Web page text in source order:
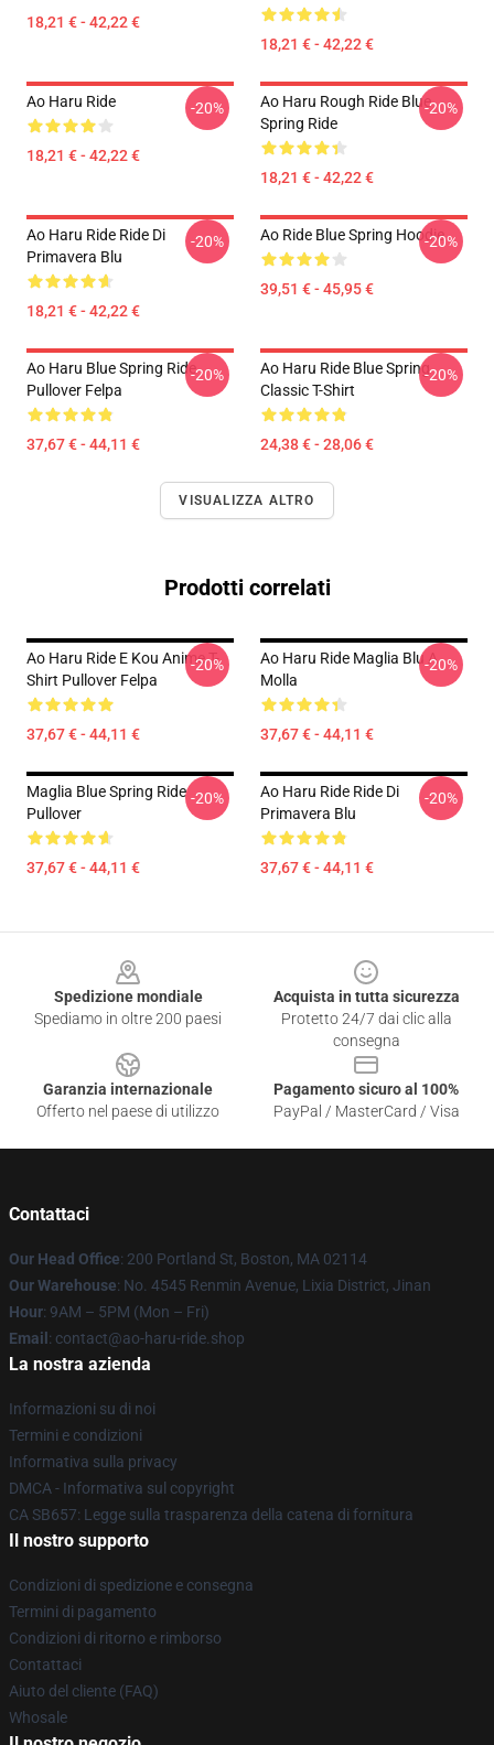
18,21 € - 42,22 €
18,21 € - 42,22 €
Ao Haru Ride
18,21 € - 42,22 €
-20%
Ao Haru Rough Ride Blue
Spring Ride
18,21 € - 42,22 €
-20%
Ao Haru Ride Ride Di
Primavera Blu
18,21 € - 42,22 €
-20% Ao Ride Blue Spring Hoodie
39,51 € - 45,95 €
-20%
Ao Haru Blue Spring Ride
Pullover Felpa
37,67 € - 44,11 €
-20%
Ao Haru Ride Blue Spring
Classic T-Shirt
24,38 € - 28,06 €
-20%
VISUALIZZA ALTRO
Prodotti correlati
Ao Haru Ride E Kou Anime T-
Shirt Pullover Felpa
37,67 € - 44,11 €
-20%
Ao Haru Ride Maglia Blu A
Molla
37,67 € - 44,11 €
-20%
Maglia Blue Spring Ride
Pullover
37,67 € - 44,11 €
-20%
Ao Haru Ride Ride Di
Primavera Blu
37,67 € - 44,11 €
-20%
Spedizione mondiale
Spediamo in oltre 200 paesi
Acquista in tutta sicurezza
Protetto 24/7 dai clic alla
consegna
Garanzia internazionale
Offerto nel paese di utilizzo
Pagamento sicuro al 100%
PayPal / MasterCard / Visa
Contattaci
Our Head Office: 200 Portland St, Boston, MA 02114
Our Warehouse: No. 4545 Renmin Avenue, Lixia District, Jinan
Hour: 9AM – 5PM (Mon – Fri)
Email : contact@ao-haru-ride.shop
La nostra azienda
Informazioni su di noi
Termini e condizioni
Informativa sulla privacy
DMCA - Informativa sul copyright
CA SB657: Legge sulla trasparenza della catena di fornitura
Il nostro supporto
Condizioni di spedizione e consegna
Termini di pagamento
Condizioni di ritorno e rimborso
Contattaci
Aiuto del cliente (FAQ)
Whosale